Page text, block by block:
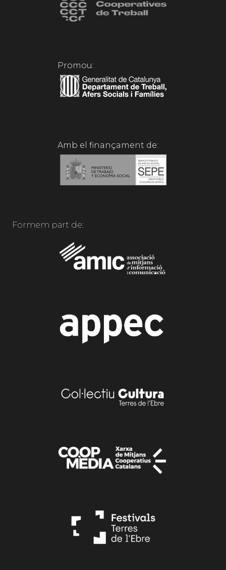
Promou:
Amb el finançament de:
Formem part de: